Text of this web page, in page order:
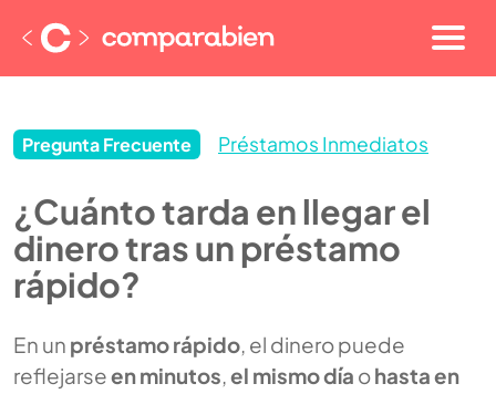
Pregunta Frecuente Préstamos Inmediatos
¿Cuánto tarda en llegar el
dinero tras un préstamo
rápido?
En un préstamo rápido, el dinero puede
reflejarseen minutos,el mismo día ohasta en